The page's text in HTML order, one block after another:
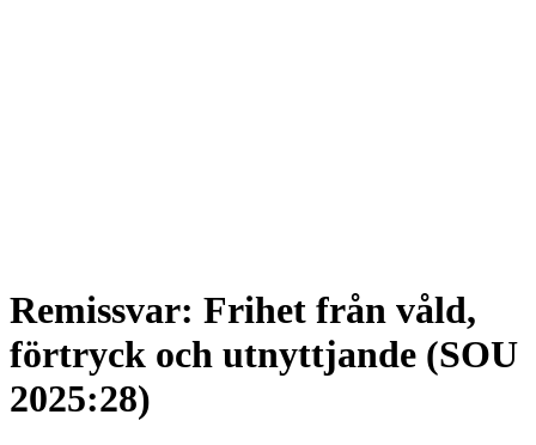
Remissvar: Frihet från våld,
förtryck och utnyttjande (SOU
2025:28)